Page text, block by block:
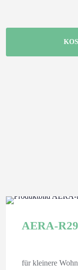
AERA-
für kleinere